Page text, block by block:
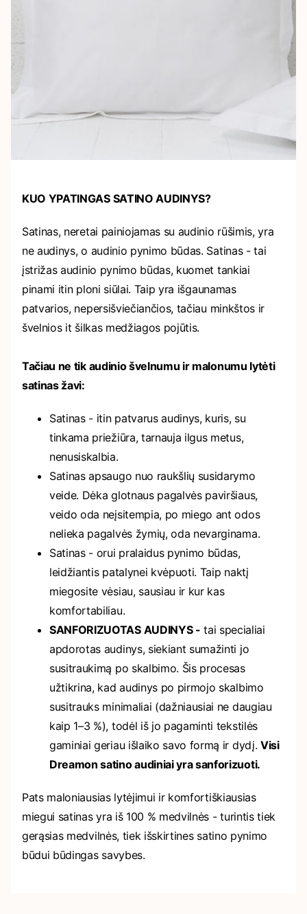
KUO YPATINGAS SATINO AUDINYS?
Satinas, neretai painiojamas su audinio rūšimis, yra
ne audinys, o audinio pynimo būdas. Satinas - tai
įstrižas audinio pynimo būdas, kuomet tankiai
pinami itin ploni siūlai. Taip yra išgaunamas
patvarios, nepersišviečiančios, tačiau minkštos ir
švelnios it šilkas medžiagos pojūtis.
Tačiau ne tik audinio švelnumu ir malonumu lytėti
satinas žavi:
Satinas - itin patvarus audinys, kuris, su
tinkama priežiūra, tarnauja ilgus metus,
nenusiskalbia.
Satinas apsaugo nuo raukšlių susidarymo
veide. Dėka glotnaus pagalvės paviršiaus,
veido oda neįsitempia, po miego ant odos
nelieka pagalvės žymių, oda nevarginama.
Satinas - orui pralaidus pynimo būdas,
leidžiantis patalynei kvėpuoti. Taip naktį
miegosite vėsiau, sausiau ir kur kas
komfortabiliau.
SANFORIZUOTAS AUDINYS - tai specialiai
apdorotas audinys, siekiant sumažinti jo
susitraukimą po skalbimo. Šis procesas
užtikrina, kad audinys po pirmojo skalbimo
susitrauks minimaliai (dažniausiai ne daugiau
kaip 1–3 %), todėl iš jo pagaminti tekstilės
gaminiai geriau išlaiko savo formą ir dydį. Visi
Dreamon satino audiniai yra sanforizuoti.
Pats maloniausias lytėjimui ir komfortiškiausias
miegui satinas yra iš 100 % medvilnės - turintis tiek
gerąsias medvilnės, tiek išskirtines satino pynimo
būdui būdingas savybes.